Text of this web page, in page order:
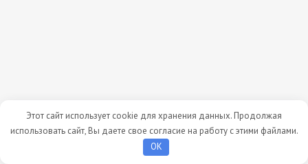
Этот сайт использует cookie для хранения данных. Продолжая
использовать сайт, Вы даете свое согласие на работу с этими файлами.
OK